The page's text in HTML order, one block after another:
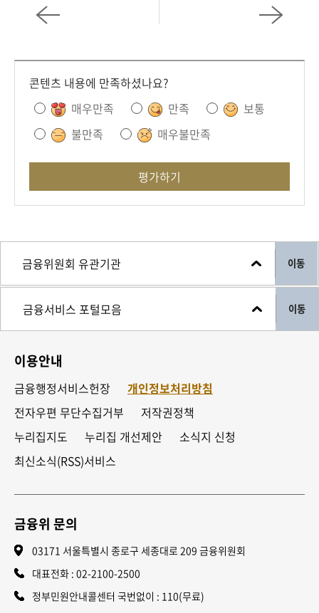
콘텐츠 내용에 만족하셨나요?
매우만족
만족
보통
불만족
매우불만족
평가하기
이동
이동
이용안내
금융행정서비스헌장
개인정보처리방침
전자우편 무단수집거부
저작권정책
누리집지도
누리집 개선제안
소식지 신청
최신소식(RSS)서비스
금융위 문의
03171 서울특별시 종로구 세종대로 209 금융위원회
대표전화 : 02-2100-2500
정부민원안내콜센터 국번없이 : 110(무료)